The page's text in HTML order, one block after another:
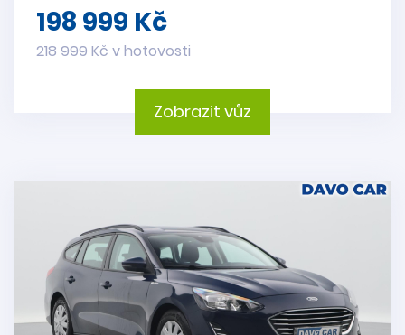
198 999 Kč
218 999 Kč v hotovosti
Zobrazit vůz